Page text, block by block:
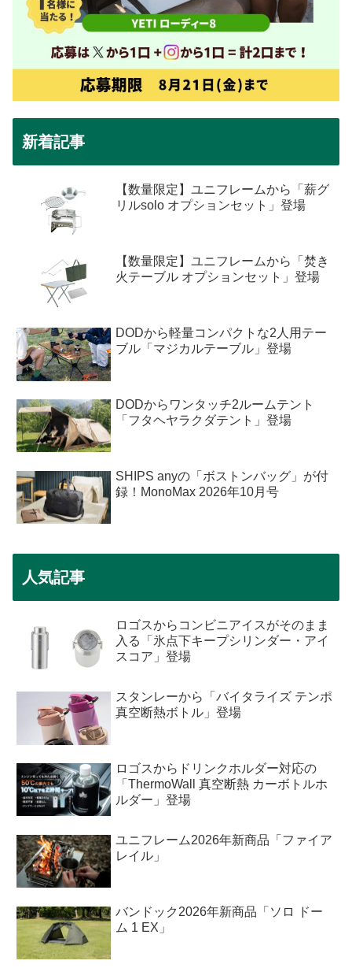
新着記事
【数量限定】ユニフレームから「薪グ
リルsolo オプションセット」登場
【数量限定】ユニフレームから「焚き
火テーブル オプションセット」登場
DODから軽量コンパクトな2人用テー
ブル「マジカルテーブル」登場
DODからワンタッチ2ルームテント
「フタヘヤラクダテント」登場
SHIPS anyの「ボストンバッグ」が付
録！MonoMax 2026年10月号
人気記事
ロゴスからコンビニアイスがそのまま
入る「氷点下キープシリンダー・アイ
スコア」登場
スタンレーから「バイタライズ テンポ
真空断熱ボトル」登場
ロゴスからドリンクホルダー対応の
「ThermoWall 真空断熱 カーボトルホ
ルダー」登場
ユニフレーム2026年新商品「ファイア
レイル」
バンドック2026年新商品「ソロ ドー
ム 1 EX」